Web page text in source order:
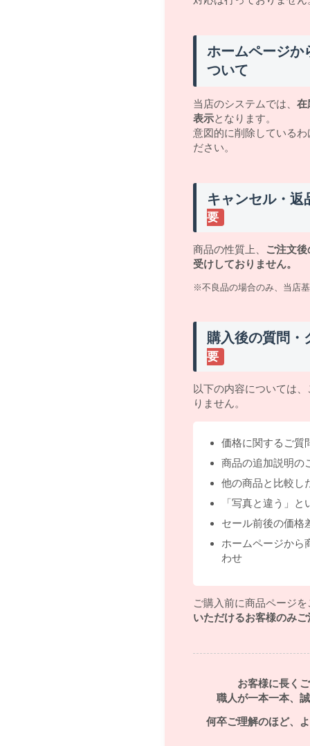
ホームページか
ついて
当店のシステムでは、 在
表示となります。
意図的に削除している
ださい。
キャンセル・返
要
商品の性質上、 ご注文
受けしておりません。
※不良品の場合のみ、当店
購入後の質問・
要
以下の内容については
りません。
価格に関するご質
商品の追加説明の
他の商品と比較し
「写真と違う」
セール前後の価格
ホームページから
わせ
ご購入前に商品ページ
いただけるお客様のみ
お客様に長く
職人が一本一本、
何卒ご理解のほど、